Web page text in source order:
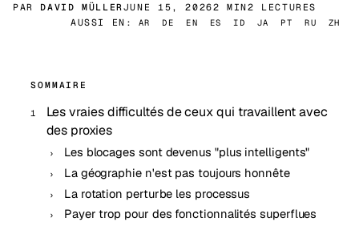
PAR DAVID MÜLLERJUNE 15, 20262 MIN2 LECTURES
AUSSI EN:
AR DE EN ES ID JA PT RU ZH
SOMMAIRE
Les vraies difficultés de ceux qui travaillent avec
des proxies
Les blocages sont devenus "plus intelligents"
La géographie n'est pas toujours honnête
La rotation perturbe les processus
Payer trop pour des fonctionnalités superflues